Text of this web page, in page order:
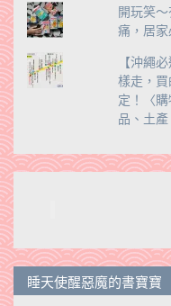
開玩笑
痛，居家
【沖繩
樣走，
定！〈
品、土產
睡天使醒惡魔的書寶寶